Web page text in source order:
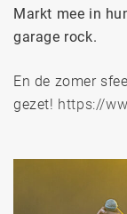
Markt mee in
garage rock.
En de zomer
gezet! https://